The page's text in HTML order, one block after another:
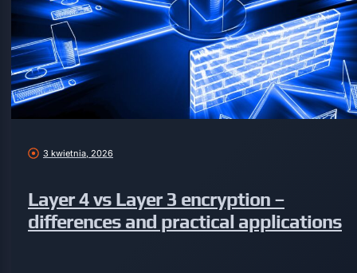
3 kwietnia, 2026
Layer 4 vs Layer 3 encryption –
differences and practical applications